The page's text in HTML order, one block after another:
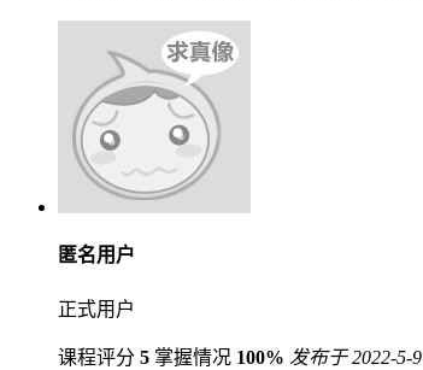
匿名用户
正式用户
课程评分 5 掌握情况 100% 发布于 2022-5-9